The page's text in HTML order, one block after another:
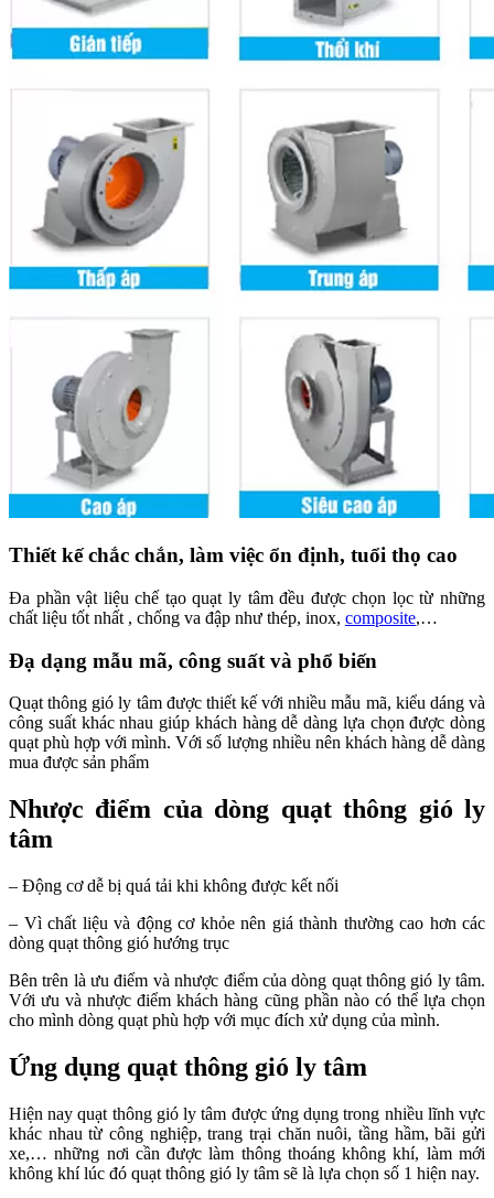
Thiết kế chắc chắn, làm việc ổn định, tuổi thọ cao
Đa phần vật liệu chế tạo quạt ly tâm đều được chọn lọc từ những
chất liệu tốt nhất , chống va đập như thép, inox, composite,…
Đạ dạng mẫu mã, công suất và phổ biến
Quạt thông gió ly tâm được thiết kế với nhiều mẫu mã, kiểu dáng và
công suất khác nhau giúp khách hàng dễ dàng lựa chọn được dòng
quạt phù hợp với mình. Với số lượng nhiều nên khách hàng dễ dàng
mua được sản phẩm
Nhược điểm của dòng quạt thông gió ly
tâm
– Động cơ dễ bị quá tải khi không được kết nối
– Vì chất liệu và động cơ khỏe nên giá thành thường cao hơn các
dòng quạt thông gió hướng trục
Bên trên là ưu điểm và nhược điểm của dòng quạt thông gió ly tâm.
Với ưu và nhược điểm khách hàng cũng phần nào có thể lựa chọn
cho mình dòng quạt phù hợp với mục đích xử dụng của mình.
Ứng dụng quạt thông gió ly tâm
Hiện nay quạt thông gió ly tâm được ứng dụng trong nhiều lĩnh vực
khác nhau từ công nghiệp, trang trại chăn nuôi, tầng hầm, bãi gửi
xe,… những nơi cần được làm thông thoáng không khí, làm mới
không khí lúc đó quạt thông gió ly tâm sẽ là lựa chọn số 1 hiện nay.